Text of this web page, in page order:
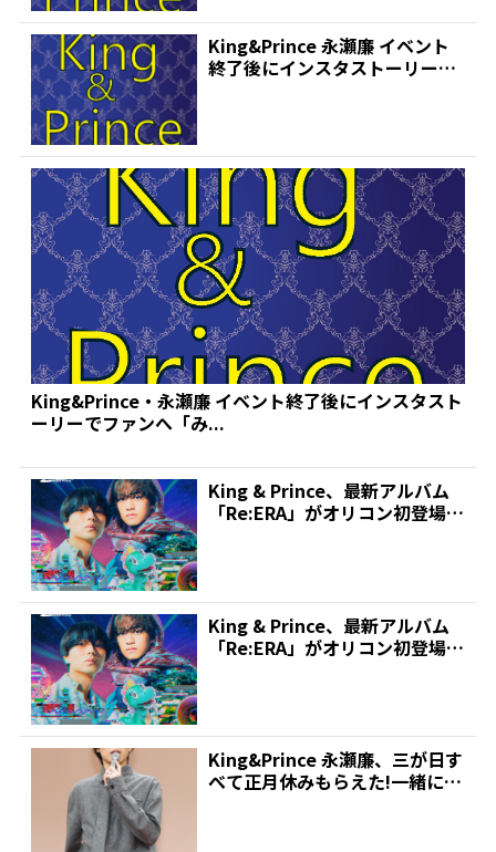
King&Prince 永瀬廉 イベント
終了後にインスタストーリーで
King&Prince・永瀬廉 イベント終了後にインスタスト
ーリーでファンへ「み...
King & Prince、最新アルバム
「Re:ERA」がオリコン初登場1
King & Prince、最新アルバム
「Re:ERA」がオリコン初登場1
King&Prince 永瀬廉、三が日す
べて正月休みもらえた!一緒に